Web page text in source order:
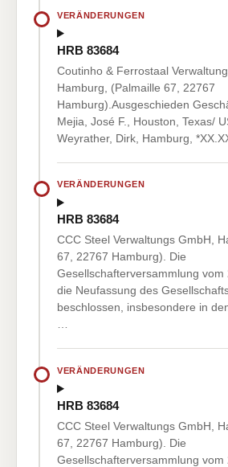
VERÄNDERUNGEN
HRB 83684
Coutinho & Ferrostaal
Hamburg, (Palmaille 67, 22767
Hamburg).Ausgeschieden
Mejia, José F., Houston, Texas/
Weyrather, Dirk, Hamburg,
VERÄNDERUNGEN
HRB 83684
CCC Steel Verwaltungs GmbH,
67, 22767 Hamburg). Die
Gesellschafterversammlung
die Neufassung des
beschlossen, insbesondere in
…
VERÄNDERUNGEN
HRB 83684
CCC Steel Verwaltungs GmbH,
67, 22767 Hamburg). Die
Gesellschafterversammlung vom